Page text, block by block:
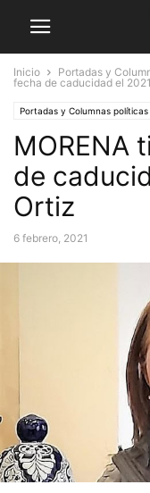
Inicio Portadas y
fecha de caducidad el
Portadas y Columnas
MORENA
de
Ortiz
6 febrero, 2021